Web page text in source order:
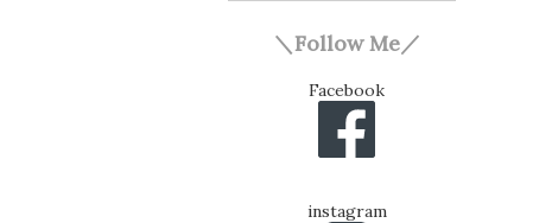
＼Follow Me／
Facebook
instagram